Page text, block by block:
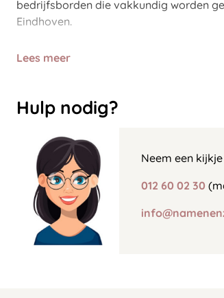
bedrijfsborden die vakkundig worden
Eindhoven.
Lees meer
Hulp nodig?
Neem een
012 60 02 30